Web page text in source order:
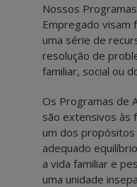
Nossos
Empregado visam
uma série de
resolução de
familiar, social ou
Os Programas de
são extensivos às
um dos
adequado
a vida familiar e
uma unidade